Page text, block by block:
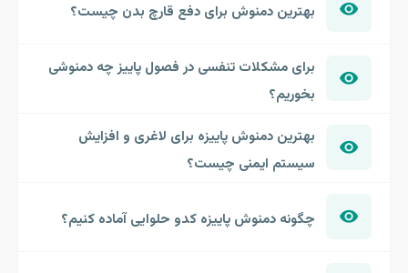
بهترین دمنوش برای دفع قارچ بدن چیست؟
برای مشکلات تنفسی در فصول پاییز چه دمنوشی
بخوریم؟
بهترین دمنوش پاییزه برای لاغری و افزایش
سیستم ایمنی چیست؟
چگونه دمنوش پاییزه کدو حلوایی آماده کنیم؟